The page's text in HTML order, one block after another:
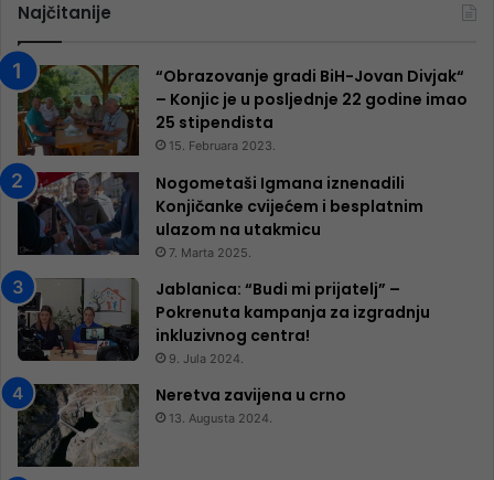
Najčitanije
“Obrazovanje gradi BiH-Jovan Divjak“
– Konjic je u posljednje 22 godine imao
25 ​​stipendista
15. Februara 2023.
Nogometaši Igmana iznenadili
Konjičanke cvijećem i besplatnim
ulazom na utakmicu
7. Marta 2025.
Jablanica: “Budi mi prijatelj” –
Pokrenuta kampanja za izgradnju
inkluzivnog centra!
9. Jula 2024.
Neretva zavijena u crno
13. Augusta 2024.